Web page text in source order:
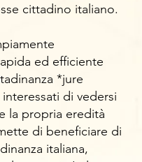
cittadino italiano.
ed efficiente
*jure
di vedersi
la propria eredità
di beneficiare di
italiana,